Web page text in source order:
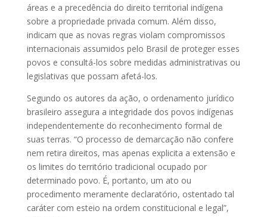
áreas e a precedência do direito territorial indígena
sobre a propriedade privada comum. Além disso,
indicam que as novas regras violam compromissos
internacionais assumidos pelo Brasil de proteger esses
povos e consultá-los sobre medidas administrativas ou
legislativas que possam afetá-los.
Segundo os autores da ação, o ordenamento jurídico
brasileiro assegura a integridade dos povos indígenas
independentemente do reconhecimento formal de
suas terras. “O processo de demarcação não confere
nem retira direitos, mas apenas explicita a extensão e
os limites do território tradicional ocupado por
determinado povo. É, portanto, um ato ou
procedimento meramente declaratório, ostentado tal
caráter com esteio na ordem constitucional e legal”,